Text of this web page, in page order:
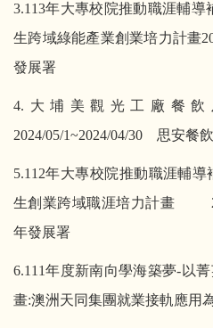
3.113年大專校院推動職涯輔導
生跨域綠能產業創業培力計畫
發展署
4. 大埔美觀光工廠餐
2024/05/1~2024/04/30 思安餐
5.112年大專校院推動職涯輔導
生創業跨域職涯培力計畫
年發展署
6.111年度新南向學海築夢- 以
畫:澳洲天同集團就業接軌應用